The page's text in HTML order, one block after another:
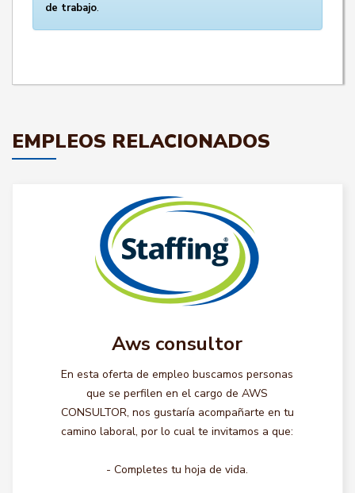
de trabajo.
EMPLEOS RELACIONADOS
Aws consultor
En esta oferta de empleo buscamos personas
que se perfilen en el cargo de AWS
CONSULTOR, nos gustaría acompañarte en tu
camino laboral, por lo cual te invitamos a que:
- Completes tu hoja de vida.